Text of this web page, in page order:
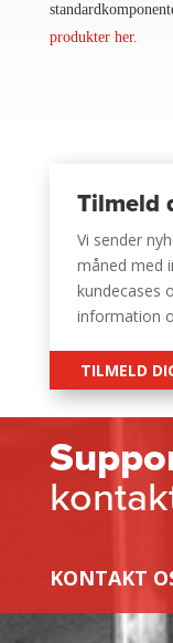
produkter her.
Tilmeld
Vi sender
måned med
kundecases
information
TILMELD
KONTAKT